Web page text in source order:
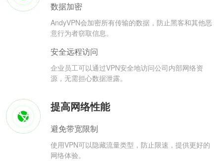
数据加密
AndyVPN会加密所有传输的数据，防止黑客和其他恶
意行为者窃取信息。
安全远程访问
企业员工可以通过VPN安全地访问公司内部网络资
源，无需担心数据泄露。
提高网络性能
避免带宽限制
使用VPN可以隐藏流量类型，防止限速，提供更好的
网络体验。